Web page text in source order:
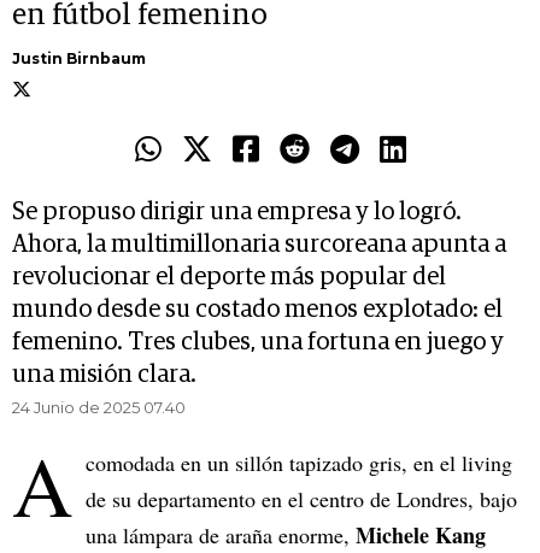
en fútbol femenino
Justin Birnbaum
Se propuso dirigir una empresa y lo logró.
Ahora, la multimillonaria surcoreana apunta a
revolucionar el deporte más popular del
mundo desde su costado menos explotado: el
femenino. Tres clubes, una fortuna en juego y
una misión clara.
24 Junio de 2025 07.40
A comodada en un sillón tapizado gris, en el living
de su departamento en el centro de Londres, bajo
una lámpara de araña enorme, Michele Kang